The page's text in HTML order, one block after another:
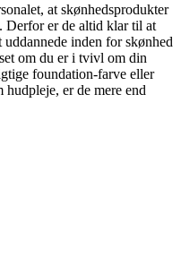
at skønhedsprodukter
er de altid klar til at
inden for skønhed
om du er i tvivl om din
foundation-farve eller
er de mere end